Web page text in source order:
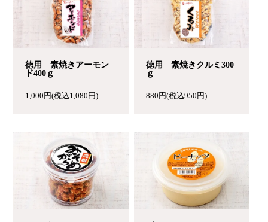
徳用 素焼きアーモン
ド400ｇ
1,000円(税込1,080円)
徳用 素焼きクルミ300
ｇ
880円(税込950円)